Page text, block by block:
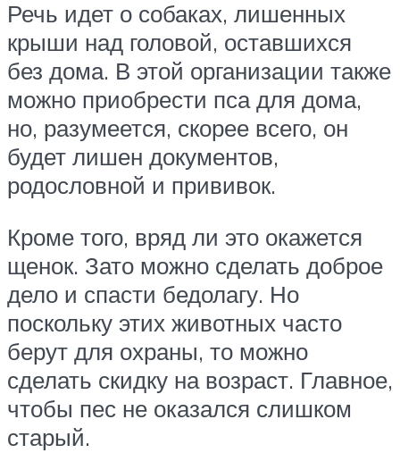
Речь идет о собаках, лишенных
крыши над головой, оставшихся
без дома. В этой организации также
можно приобрести пса для дома,
но, разумеется, скорее всего, он
будет лишен документов,
родословной и прививок.
Кроме того, вряд ли это окажется
щенок. Зато можно сделать доброе
дело и спасти бедолагу. Но
поскольку этих животных часто
берут для охраны, то можно
сделать скидку на возраст. Главное,
чтобы пес не оказался слишком
старый.